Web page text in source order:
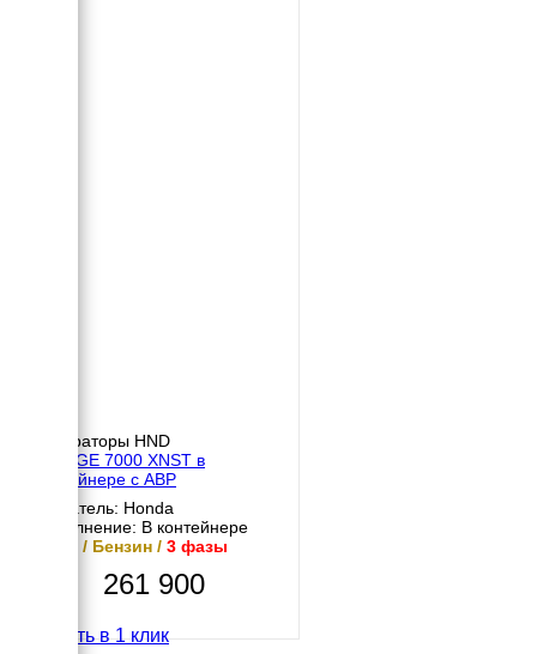
Генераторы HND
HND GE 7000 XNST в
контейнере с АВР
Двигатель: Honda
Исполнение: В контейнере
6 кВт / Бензин / 3 фазы
261 900
Купить в 1 клик